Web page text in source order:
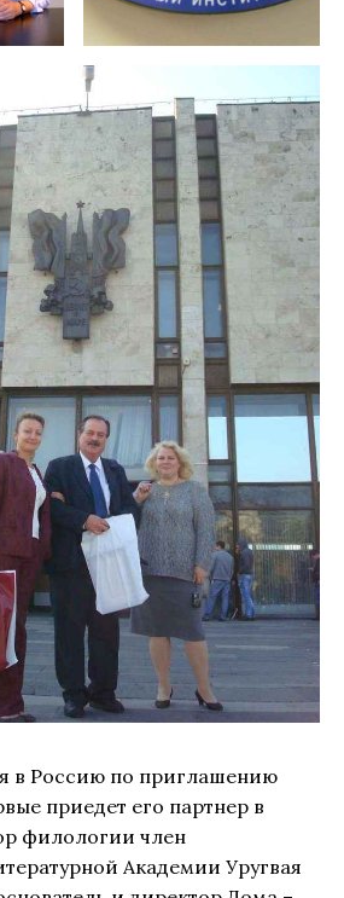
в Россию по приглашению
приедет его партнер в
филологии член
Академии Уругвая